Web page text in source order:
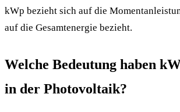
kWp bezieht sich auf die
auf die Gesamtenergie bezieht.
Welche Bedeutung haben
in der Photovoltaik?